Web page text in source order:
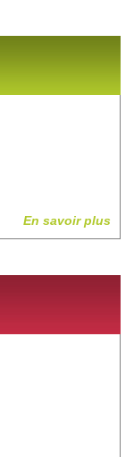
En savoir plus